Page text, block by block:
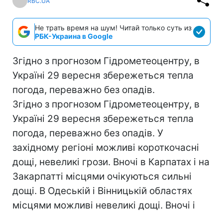
Не трать время на шум! Читай только суть из
РБК-Украина в Google
Згідно з прогнозом Гідрометеоцентру, в
Україні 29 вересня збережеться тепла
погода, переважно без опадів.
Згідно з прогнозом Гідрометеоцентру, в
Україні 29 вересня збережеться тепла
погода, переважно без опадів. У
західному регіоні можливі короткочасні
дощі, невеликі грози. Вночі в Карпатах і на
Закарпатті місцями очікуються сильні
дощі. В Одеській і Вінницькій областях
місцями можливі невеликі дощі. Вночі і